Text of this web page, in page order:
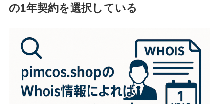
の1年契約を選択している